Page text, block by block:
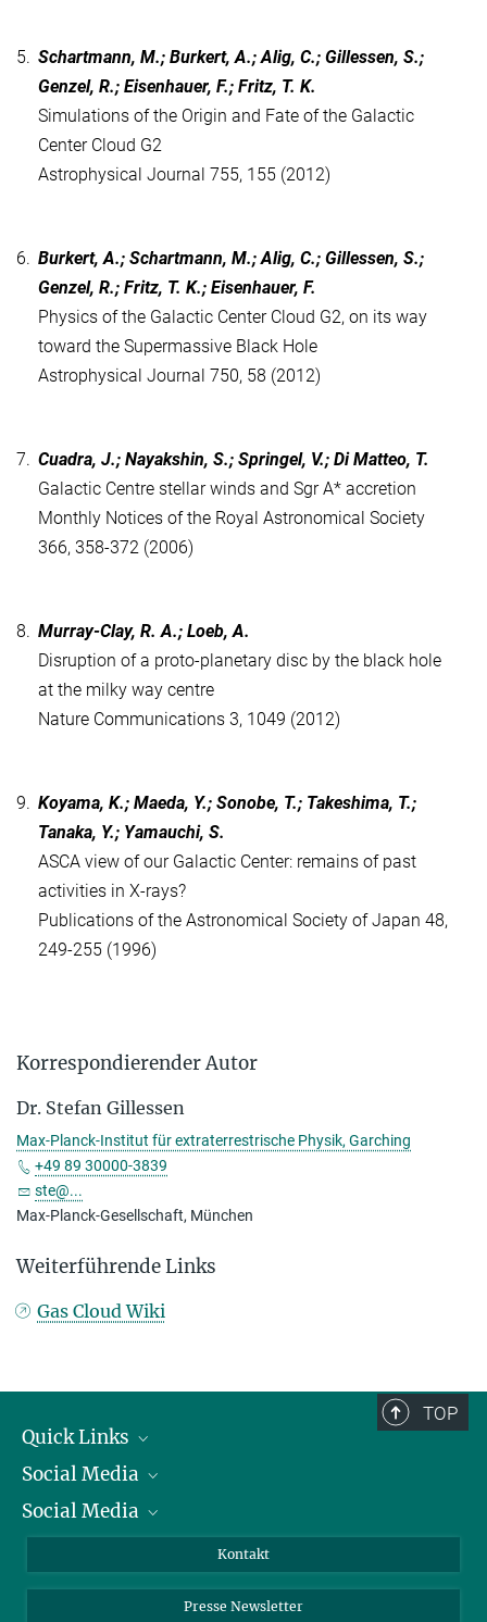
5. Schartmann, M.; Burkert, A.; Alig, C.; Gillessen, S.;
Genzel, R.; Eisenhauer, F.; Fritz, T. K.
Simulations of the Origin and Fate of the Galactic
Center Cloud G2
Astrophysical Journal 755, 155 (2012)
6. Burkert, A.; Schartmann, M.; Alig, C.; Gillessen, S.;
Genzel, R.; Fritz, T. K.; Eisenhauer, F.
Physics of the Galactic Center Cloud G2, on its way
toward the Supermassive Black Hole
Astrophysical Journal 750, 58 (2012)
7. Cuadra, J.; Nayakshin, S.; Springel, V.; Di Matteo, T.
Galactic Centre stellar winds and Sgr A* accretion
Monthly Notices of the Royal Astronomical Society
366, 358-372 (2006)
8. Murray-Clay, R. A.; Loeb, A.
Disruption of a proto-planetary disc by the black hole
at the milky way centre
Nature Communications 3, 1049 (2012)
9. Koyama, K.; Maeda, Y.; Sonobe, T.; Takeshima, T.;
Tanaka, Y.; Yamauchi, S.
ASCA view of our Galactic Center: remains of past
activities in X-rays?
Publications of the Astronomical Society of Japan 48,
249-255 (1996)
Korrespondierender Autor
Dr. Stefan Gillessen
Max-Planck-Institut für extraterrestrische Physik, Garching
+49 89 30000-3839
ste@...
Max-Planck-Gesellschaft, München
Weiterführende Links
Gas Cloud Wiki
TOP
Quick Links
Präsident
Zahlen und Fakten
Social Media
Bluesky
Social Media
Instagram
Kontakt
Presse Newsletter